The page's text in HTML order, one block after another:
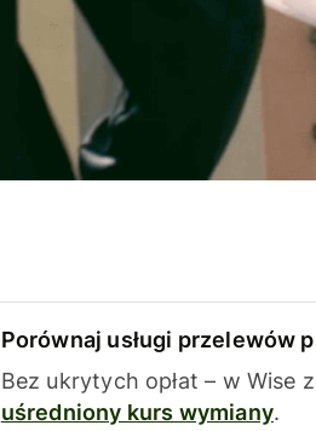
Porównaj usługi przelewów
Bez ukrytych opłat – w Wise
uśredniony kurs wymiany.